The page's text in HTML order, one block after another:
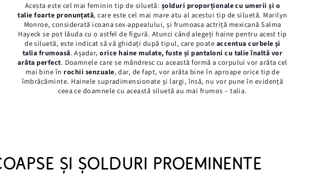
Acesta este cel mai feminin tip de siluetă: șolduri proporționale cu umerii și o
talie foarte pronunțată, care este cel mai mare atu al acestui tip de siluetă. Marilyn
Monroe, considerată icoana sex-appealului, și frumoasa actriță mexicană Salma
Hayeck se pot lăuda cu o astfel de figură. Atunci când alegeți haine pentru acest tip
de siluetă, este indicat să vă ghidați după tipul, care poate accentua curbele și
talia frumoasă. Așadar,orice haine mulate, fuste și pantaloni cu talie înaltă vor
arăta perfect. Doamnele care se mândresc cu această formă a corpului vor arăta cel
mai bine în rochii senzuale, dar, de fapt, vor arăta bine în aproape orice tip de
îmbrăcăminte. Hainele supradimensionate și largi, însă, nu vor pune în evidență
ceea ce doamnele cu această siluetă au mai frumos – talia.
ȘI ȘOLDURI PROEMINENTE